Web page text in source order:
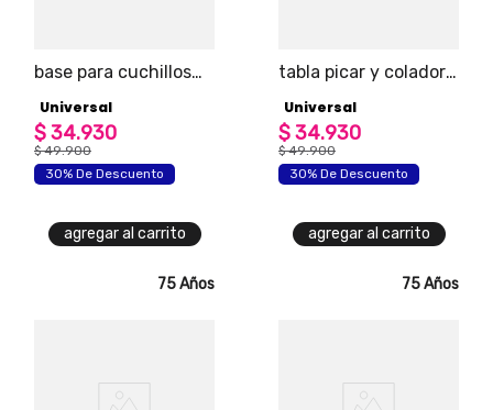
base para cuchillos
Universal
$34.930
$ 49.900
30% De Descuento
agregar al carrito
tabla picar y colador
Universal
$34.930
$ 49.900
30% De Descuento
agregar al carrito
75 Años 75 Años